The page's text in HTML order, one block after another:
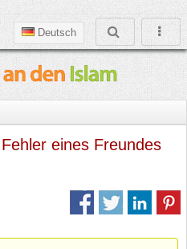
Deutsch
eines Freundes